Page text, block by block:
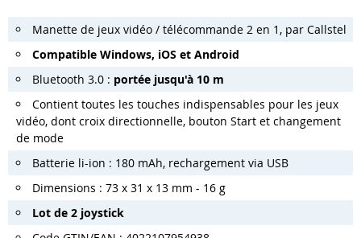
Manette de jeux vidéo / télécommande 2 en 1, par Callstel
Compatible Windows, iOS et Android
Bluetooth 3.0 : portée jusqu'à 10 m
Contient toutes les touches indispensables pour les jeux
vidéo, dont croix directionnelle, bouton Start et changement
de mode
Batterie li-ion : 180 mAh, rechargement via USB
Dimensions : 73 x 31 x 13 mm - 16 g
Lot de 2 joystick